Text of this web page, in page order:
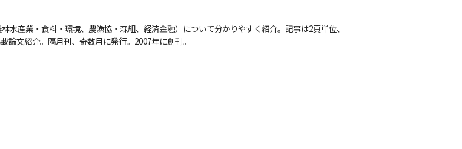
産業・食料・環境、農漁協・森組、経済金融）について分かりやすく紹介。記事は2頁単位、
文紹介。隔月刊、奇数月に発行。2007年に創刊。